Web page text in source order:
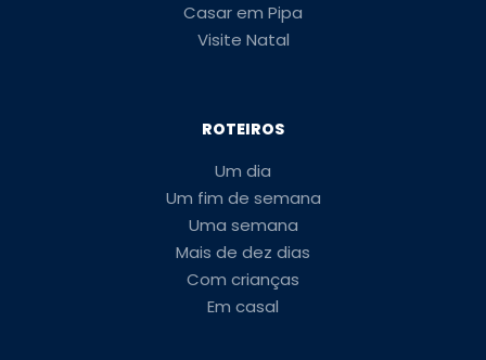
Casar em Pipa
Visite Natal
ROTEIROS
Um dia
Um fim de semana
Uma semana
Mais de dez dias
Com crianças
Em casal